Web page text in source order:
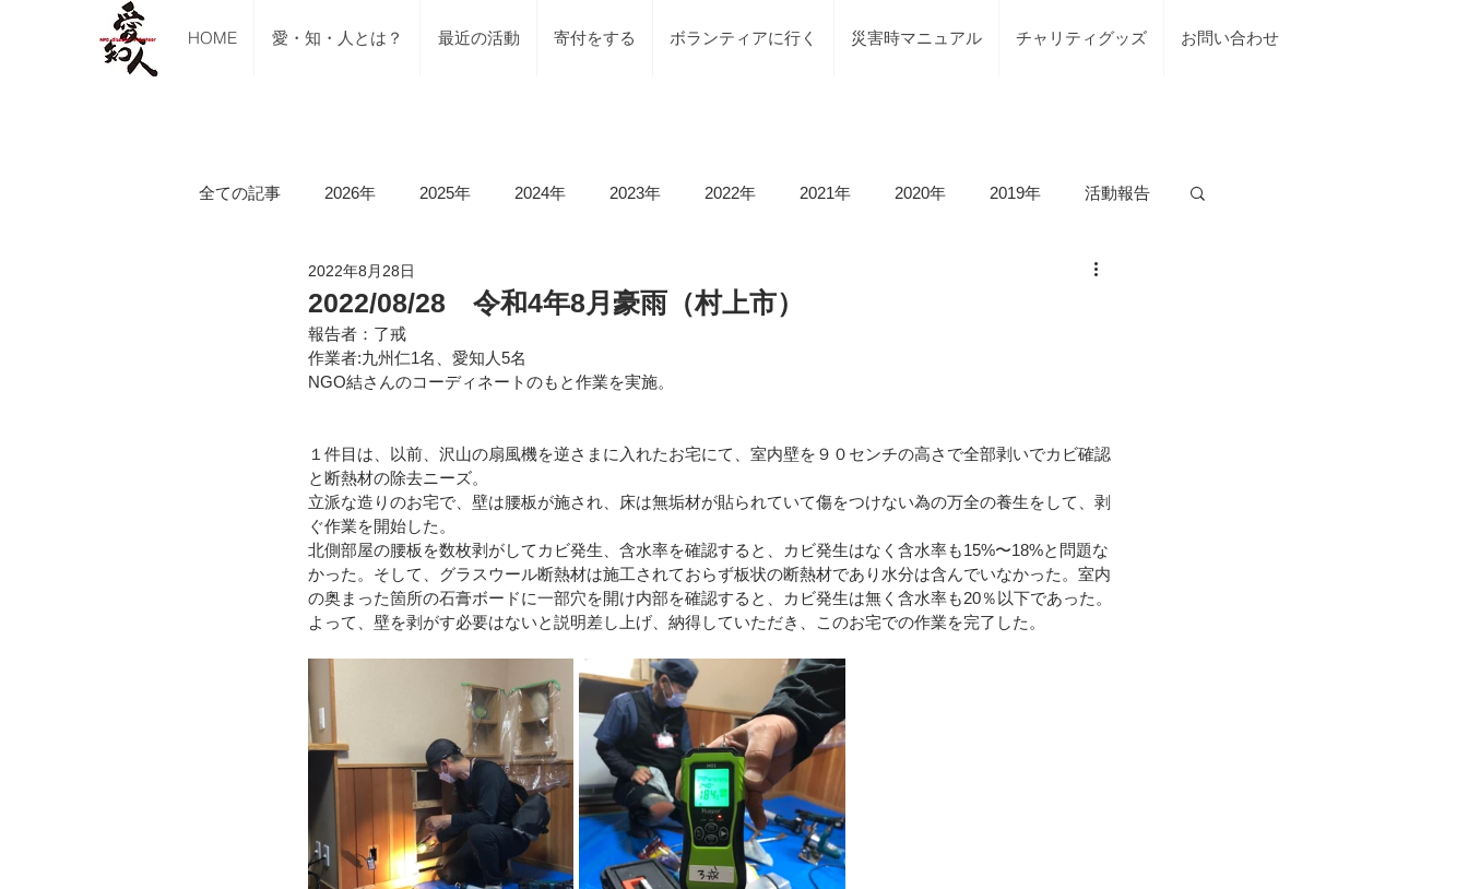
HOME 愛・知・人とは？ 最近の活動 寄付をする ボランティアに行く 災害時マニュアル チャリティグッズ お問い合わせ
全ての記事 2026年 2025年 2024年 2023年 2022年 2021年 2020年 2019年 活動報告
ご支援のご報告 メディア掲載情報
講習会（ブルーシート張り・床下等）
令和5年山口県美祢市豪雨水害 令和5年台風2号（沼津市） 令和5年石川県能登半島地震
令和４年台風１５号（静岡市清水区） 令和4年8月豪雨(新潟県村上市） 令和4年福島県沖地震（桑折町）
令和3年8月豪雨 令和3年7月豪雨 令和2年7月豪雨 令和3年福島県沖地震 令和元年台風15号･19号
令和元年九州北部豪雨
2022/08/28 令和4年8月豪雨（村上市）
2022年8月28日
報告者：了戒
作業者:九州仁1名、愛知人5名
NGO結さんのコーディネートのもと作業を実施。
１件目は、以前、沢山の扇風機を逆さまに入れたお宅にて、室内壁を９０センチの高さで全部剥いでカビ確認
と断熱材の除去ニーズ。
立派な造りのお宅で、壁は腰板が施され、床は無垢材が貼られていて傷をつけない為の万全の養生をして、剥
ぐ作業を開始した。
北側部屋の腰板を数枚剥がしてカビ発生、含水率を確認すると、カビ発生はなく含水率も15%〜18%と問題な
かった。そして、グラスウール断熱材は施工されておらず板状の断熱材であり水分は含んでいなかった。室内
の奥まった箇所の石膏ボードに一部穴を開け内部を確認すると、カビ発生は無く含水率も20％以下であった。
よって、壁を剥がす必要はないと説明差し上げ、納得していただき、このお宅での作業を完了した。